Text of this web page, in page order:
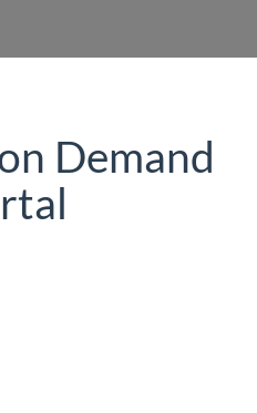
Demand